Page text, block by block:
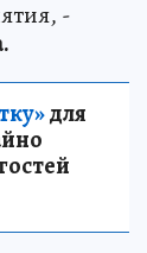
-
для